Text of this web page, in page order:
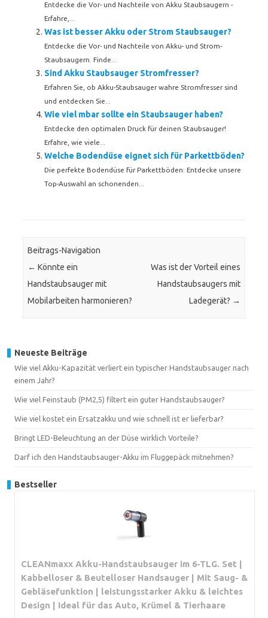
Entdecke die Vor- und Nachteile von Akku Staubsaugern -
Erfahre,...
Was ist besser Akku oder Strom Staubsauger?
Entdecke die Vor- und Nachteile von Akku- und Strom-
Staubsaugern. Finde...
Sind Akku Staubsauger Stromfresser?
Erfahren Sie, ob Akku-Staubsauger wahre Stromfresser sind
und entdecken Sie...
Wie viel mbar sollte ein Staubsauger haben?
Entdecke den optimalen Druck für deinen Staubsauger!
Erfahre, wie viele...
Welche Bodendüse eignet sich für Parkettböden?
Die perfekte Bodendüse für Parkettböden: Entdecke unsere
Top-Auswahl an schonenden...
Beitrags-Navigation
← Könnte ein
Handstaubsauger mit
Mobilarbeiten harmonieren?
Was ist der Vorteil eines
Handstaubsaugers mit
Ladegerät? →
Neueste Beiträge
Wie viel Akku-Kapazität verliert ein typischer Handstaubsauger nach
einem Jahr?
Wie viel Feinstaub (PM2,5) filtert ein guter Handstaubsauger?
Wie viel kostet ein Ersatzakku und wie schnell ist er lieferbar?
Bringt LED-Beleuchtung an der Düse wirklich Vorteile?
Darf ich den Handstaubsauger-Akku im Fluggepäck mitnehmen?
Bestseller
CLEANmaxx Akku-Handstaubsauger im 6-TLG. Set |
Kabbelloser & Beutelloser Handsauger | Mit Saug- &
Gebläsefunktion | leistungsstarker Akku & leichtes
Design | Ideal für das Auto, Krümel & Tierhaare